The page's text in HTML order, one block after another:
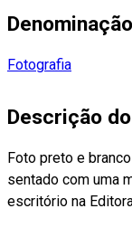
Denominação
Fotografia
Descrição
Foto preto e
sentado com uma
escritório na